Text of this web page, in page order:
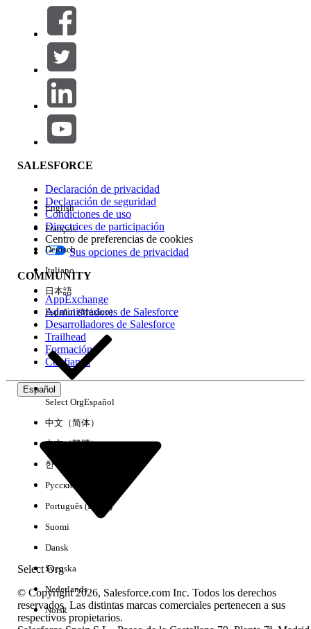
Filtros (0)
SELECCIONAR FILTROS
Área de productos
Repercusión de función
Edición
Experiencia
No hay resultados
SALESFORCE
Declaración de privacidad
Declaración de seguridad
Condiciones de uso
Directrices de participación
Centro de preferencias de cookies
Sus opciones de privacidad
COMMUNITY
AppExchange
Administradores de Salesforce
Desarrolladores de Salesforce
Trailhead
Formación
Confianza
Español
Select Org
English
Français
Deutsch
Italiano
日本語
Español (México)
Select OrgEspañol
中文（简体）
中文（繁體）
한국어
Русский
Português (Brasil)
Suomi
Dansk
Svenska
Nederlands
Norsk
© Copyright 2026, Salesforce.com Inc. Todos los derechos
reservados. Las distintas marcas comerciales pertenecen a sus
respectivos propietarios.